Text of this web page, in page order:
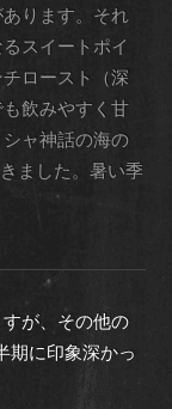
ります。それ
スイートポイ
ロースト（深
飲みやすく甘
ャ神話の海の
ました。暑い季
が、その他の
期に印象深かっ